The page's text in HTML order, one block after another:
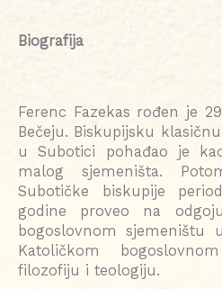
Biografija
Ferenc Fazekas rođen je
Bečeju. Biskupijsku
u Subotici pohađao je
malog sjemeništa.
Subotičke biskupije
godine proveo na
bogoslovnom sjemeništu
Katoličkom
filozofiju i teologiju.